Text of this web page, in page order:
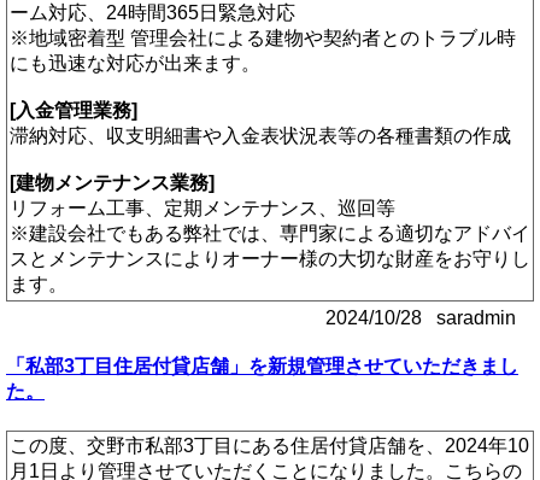
ーム対応、24時間365日緊急対応
※地域密着型 管理会社による建物や契約者とのトラブル時
にも迅速な対応が出来ます。
[入金管理業務]
滞納対応、収支明細書や入金表状況表等の各種書類の作成
[建物メンテナンス業務]
リフォーム工事、定期メンテナンス、巡回等
※建設会社でもある弊社では、専門家による適切なアドバイ
スとメンテナンスによりオーナー様の大切な財産をお守りし
ます。
2024/10/28 saradmin
「私部3丁目住居付貸店舗」を新規管理させていただきまし
た。
この度、交野市私部3丁目にある住居付貸店舗を、2024年10
月1日より管理させていただくことになりました。こちらの